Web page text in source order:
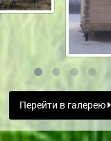
Перейти в галерею